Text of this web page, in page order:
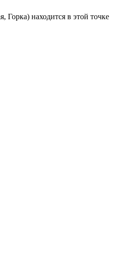
Горка) находится в этой точке